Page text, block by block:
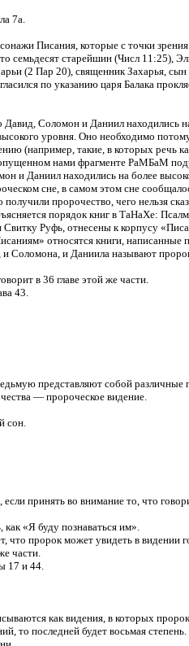
7а.
Писания, которые с точки
семьдесят старейшин (Числ 11:25),
(2 Пар 20), священник Захарья,
по указанию царя Балака
Соломон и Даниил находились
уровня. Оно необходимо
(например, такие, в которых речь
нами фрагменте РаМБаМ
и Даниил находились на более
сне, в самом этом сне
пророчество, чего нельзя
порядок книг в ТаНаХе:
Руфь, отнесены к корпусу
относятся книги, написанные
Соломона, и Даниила называют
в 36 главе этой же части.
43.
представляют собой различные
— пророческое видение.
сон.
принять во внимание то, что
«Я буду познаваться им».
что пророк может увидеть в видении
части.
17 и 44.
как видения, в которых
то последней будет восьмая степень.